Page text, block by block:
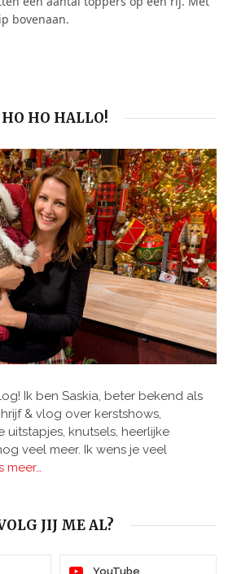
bovenaan.
HO HO HALLO!
Ik ben Saskia, beter bekend als
& vlog over kerstshows,
uitstapjes, knutsels, heerlijke
veel meer. Ik wens je veel
meer…
JIJ ME AL?
YouTube